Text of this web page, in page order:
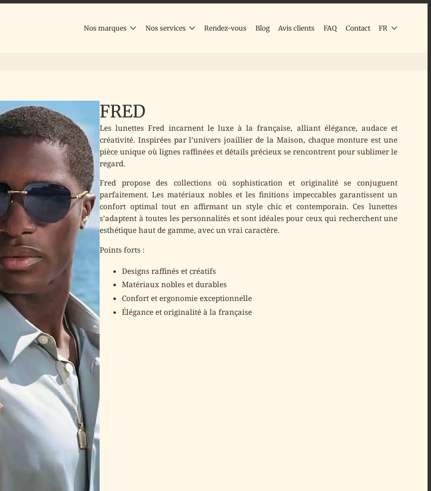
Nos marques Nos services Rendez-vous Blog Avis clients FAQ Contact FR
FRED
Les lunettesFred incarnent le luxe à la française, alliant élégance, audace et
créativité. Inspirées par l’univers joaillier de la Maison, chaque monture est une
pièce unique où lignes raffinées et détails précieux se rencontrent pour sublimer le
regard.
Fred propose des collections où sophistication et originalité se conjuguent
parfaitement. Les matériaux nobles et les finitions impeccables garantissent un
confort optimal tout en affirmant un style chic et contemporain. Ces lunettes
s’adaptent à toutes les personnalités et sont idéales pour ceux qui recherchent une
esthétique haut de gamme, avec un vrai caractère.
Points forts :
Designs raffinés et créatifs
Matériaux nobles et durables
Confort et ergonomie exceptionnelle
Élégance et originalité à la française